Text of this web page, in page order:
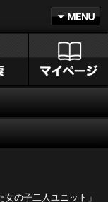
女の子二人ユニット」